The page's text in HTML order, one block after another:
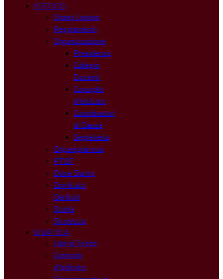
ISTITUTO
Orario Lezioni
Regolamenti
Organizzazione
Presidenza
Collegio
Docenti
Consiglio
d’Istituto
Coordinatori
di Classe
Segreteria
Organigramma
PTOF
Dove Siamo
Comitato
Genitori
Storia
Sicurezza
DIDATTICA
Libri di Testo
Curricolo
d’Istituto